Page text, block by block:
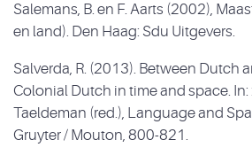
Salemans, B. en F. Aarts (2002),
en land). Den Haag: Sdu Uitgevers.
Salverda, R. (2013). Between Dutch
Colonial Dutch in time and space. In:
Taeldeman (red.), Language and
Gruyter / Mouton, 800-821.